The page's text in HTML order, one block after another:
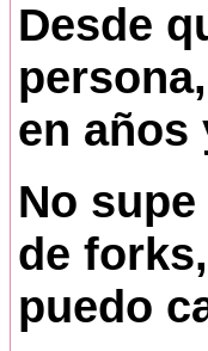
Desde
en años
No
de
puedo